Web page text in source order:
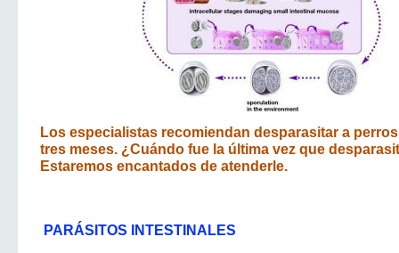
Los especialistas recomiendan desparasitar a
tres meses. ¿Cuándo fue la última vez que
Estaremos encantados de atenderle.
PARÁSITOS INTESTINALES